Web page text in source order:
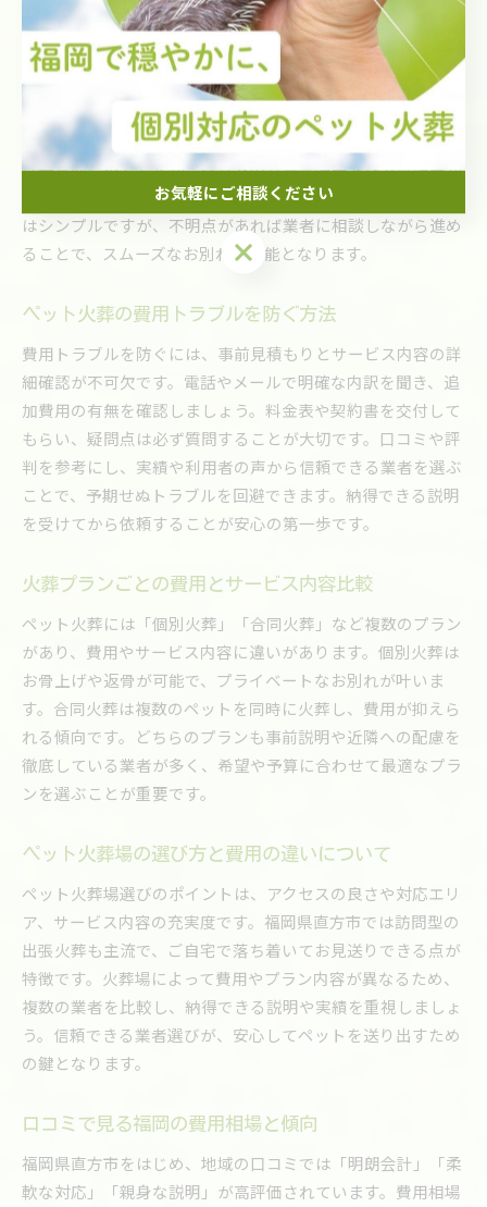
火葬手続きの流れと必要な書類を確認する
ペット火葬の手続きは、まず業者への連絡から始まります。
次に、日程調整や火葬方法の確認を行い、当日はスタッフが
ペットのお迎えや現地での手続きを担当します。必要な書類
は基本的に不要ですが、ペットの登録証明書や身分証明書が
求められる場合もあるため、事前に確認が重要です。手続き
はシンプルですが、不明点があれば業者に相談しながら進め
ることで、スムーズなお別れが可能となります。
ペット火葬の費用トラブルを防ぐ方法
費用トラブルを防ぐには、事前見積もりとサービス内容の詳
細確認が不可欠です。電話やメールで明確な内訳を聞き、追
加費用の有無を確認しましょう。料金表や契約書を交付して
もらい、疑問点は必ず質問することが大切です。口コミや評
判を参考にし、実績や利用者の声から信頼できる業者を選ぶ
ことで、予期せぬトラブルを回避できます。納得できる説明
を受けてから依頼することが安心の第一歩です。
火葬プランごとの費用とサービス内容比較
ペット火葬には「個別火葬」「合同火葬」など複数のプラン
があり、費用やサービス内容に違いがあります。個別火葬は
お骨上げや返骨が可能で、プライベートなお別れが叶いま
す。合同火葬は複数のペットを同時に火葬し、費用が抑えら
れる傾向です。どちらのプランも事前説明や近隣への配慮を
徹底している業者が多く、希望や予算に合わせて最適なプラ
ンを選ぶことが重要です。
ペット火葬場の選び方と費用の違いについて
ペット火葬場選びのポイントは、アクセスの良さや対応エリ
ア、サービス内容の充実度です。福岡県直方市では訪問型の
出張火葬も主流で、ご自宅で落ち着いてお見送りできる点が
特徴です。火葬場によって費用やプラン内容が異なるため、
複数の業者を比較し、納得できる説明や実績を重視しましょ
う。信頼できる業者選びが、安心してペットを送り出すため
の鍵となります。
口コミで見る福岡の費用相場と傾向
福岡県直方市をはじめ、地域の口コミでは「明朗会計」「柔
軟な対応」「親身な説明」が高評価されています。費用相場
お気軽にご相談ください
お気軽にご相談ください